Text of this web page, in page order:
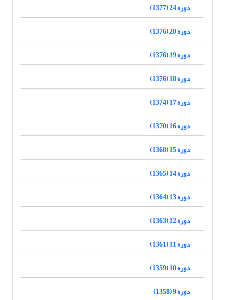
دوره 24 (1377)
دوره 20 (1376)
دوره 19 (1376)
دوره 18 (1376)
دوره 17 (1374)
دوره 16 (1370)
دوره 15 (1368)
دوره 14 (1365)
دوره 13 (1364)
دوره 12 (1363)
دوره 11 (1361)
دوره 10 (1359)
دوره 9 (1358)